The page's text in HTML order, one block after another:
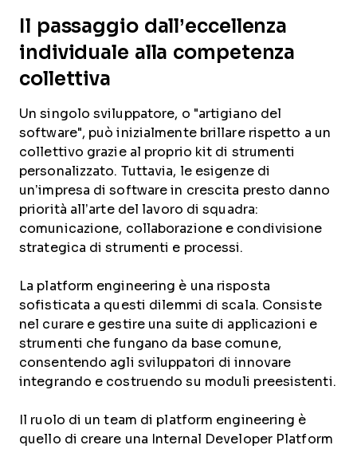
Il passaggio dall’eccellenza
individuale alla competenza
collettiva
Un singolo sviluppatore, o "artigiano del
software", può inizialmente brillare rispetto a un
collettivo grazie al proprio kit di strumenti
personalizzato. Tuttavia, le esigenze di
un’impresa di software in crescita presto danno
priorità all’arte del lavoro di squadra:
comunicazione, collaborazione e condivisione
strategica di strumenti e processi.
La platform engineering è una risposta
sofisticata a questi dilemmi di scala. Consiste
nel curare e gestire una suite di applicazioni e
strumenti che fungano da base comune,
consentendo agli sviluppatori di innovare
integrando e costruendo su moduli preesistenti.
Il ruolo di un team di platform engineering è
quello di creare una Internal Developer Platform